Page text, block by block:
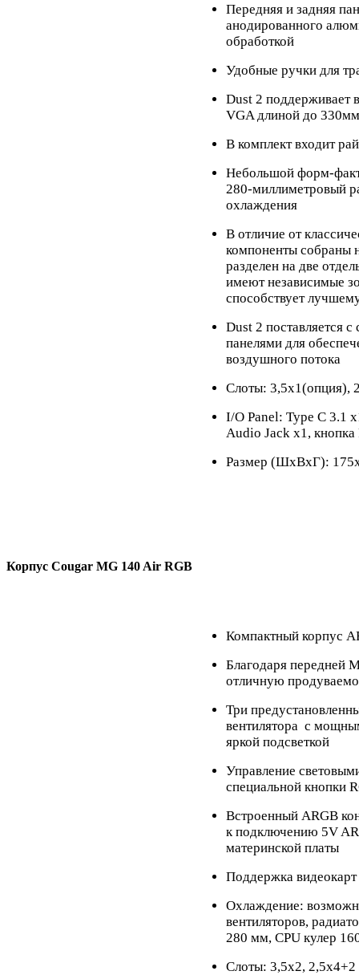
Передняя и задняя
анодированного
обработкой
Удобные ручки для
Dust 2 поддерживает
VGA длиной до 330мм
В комплект входит
Небольшой форм-
280-миллиметровый
охлаждения
В отличие от
компоненты собраны
разделен на две
имеют независимые
способствует
Dust 2 поставляется
панелями для
воздушного потока
Слоты: 3,5х1(опция),
I/O Panel: Type C 3.1
Audio Jack x1, кнопка
Размер (ШхВхГ):
Корпус Cougar MG 140 Air RGB
Компактный корпус
Благодаря передней
отличную
Три
вентилятора с
яркой подсветкой
Управление
специальной кнопки
Встроенный ARGB
к подключению 5V
материнской платы
Поддержка
Охлаждение:
вентиляторов,
280 мм, CPU кулер
Слоты: 3,5х2, 2,5х4+2